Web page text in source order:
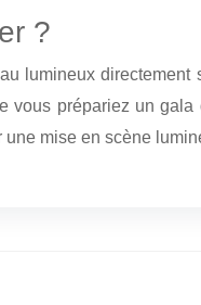
?
lumineux directement
vous prépariez un
mise en scène